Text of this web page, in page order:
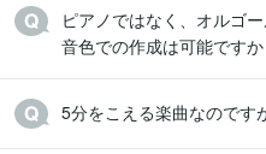
ピアノではなく、オルゴ
音色での作成は可能ですか
5分をこえる楽曲なのです